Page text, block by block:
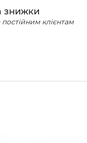
знижки
клієнтам